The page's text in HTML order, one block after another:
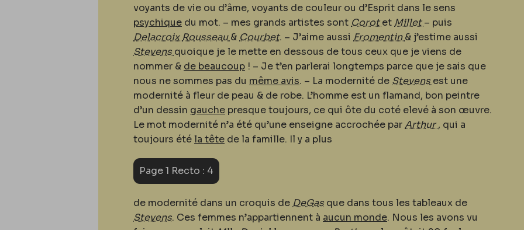
voyants de vie ou d’âme, voyants de couleur ou d’Esprit dans le sens
psychique du mot. – mes grands artistes sont Corotet Millet– puis
DelacroixRousseau& Courbet. – J’aime aussi Fromentin& j’estime aussi
Stevens quoique je le mette en dessous de tous ceux que je viens de
nommer & de beaucoup ! – Je t’en parlerai longtemps parce que je sais que
nous ne sommes pas du même avis. – La modernité de Stevens est une
modernité à fleur de peau & de robe. L’homme est un flamand, bon peintre
d’un dessin gauche presque toujours, ce qui ôte du coté elevé à son œuvre.
Le mot modernité n’a été qu’une enseigne accrochée parArthur, qui a
toujours étéla tête de la famille. Il y a plus
Page 1 Recto : 4
de modernité dans un croquis de DeGas que dans tous les tableaux de
Stevens. Ces femmes n’appartiennent à aucun monde. Nous les avons vu